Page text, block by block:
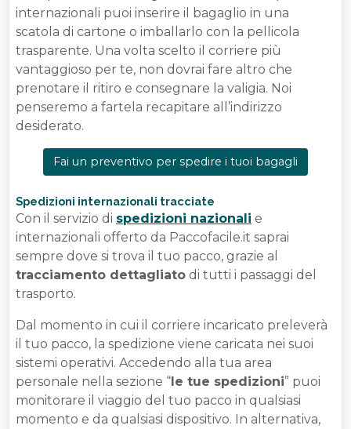
internazionali puoi inserire il bagaglio in una
scatola di cartone o imballarlo con la pellicola
trasparente. Una volta scelto il corriere più
vantaggioso per te, non dovrai fare altro che
prenotare il ritiro e consegnare la valigia. Noi
penseremo a fartela recapitare all’indirizzo
desiderato.
Fai un preventivo per spedire i tuoi bagagli
Spedizioni internazionali tracciate
Con il servizio di spedizioni nazionali e
internazionali offerto da Paccofacile.it saprai
sempre dove si trova il tuo pacco, grazie al
tracciamento dettagliato di tutti i passaggi del
trasporto.
Dal momento in cui il corriere incaricato preleverà
il tuo pacco, la spedizione viene caricata nei suoi
sistemi operativi. Accedendo alla tua area
personale nella sezione “le tue spedizioni” puoi
monitorare il viaggio del tuo pacco in qualsiasi
momento e da qualsiasi dispositivo. In alternativa,